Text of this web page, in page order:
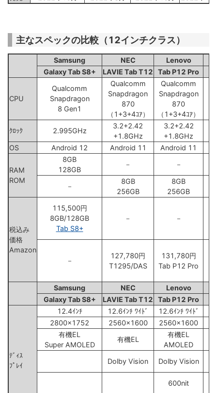
主なスペックの比較（12インチクラス）
Samsung NEC
Lenovo
Galaxy Tab S8+
LAVIE Tab T12 Tab P12 Pro
CPU
Qualcomm
Snapdragon
8 Gen1
Qualcomm
Snapdragon
870
（1+3+4ｺｱ）
Qualcomm
Snapdragon
870
（1+3+4ｺｱ）
ｸﾛｯｸ 2.995GHz
3.2+2.42
+1.8GHz
3.2+2.42
+1.8GHz
OS
Android 12 Android 11 Android 11
RAM
ROM
8GB
128GB
－ －
－
8GB
256GB
8GB
256GB
税込み
価格
Amazon
115,500円
8GB/128GB
Tab S8+
－ －
－
127,780円
T1295/DAS
131,780円
Tab P12 Pro
Samsung NEC
Lenovo
Galaxy Tab S8+
LAVIE Tab T12 Tab P12 Pro
ﾃﾞｨｽ
ﾌﾟﾚｲ
12.4ｲﾝﾁ 12.6ｲﾝﾁ ﾜｲﾄﾞ
12.6ｲﾝﾁ ﾜｲﾄﾞ
2800x1752
2560x1600 2560x1600
有機EL
Super AMOLED
有機EL
有機EL
AMOLED
Dolby Vision
Dolby Vision
600nit